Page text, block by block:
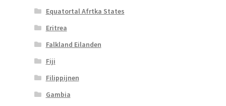
Equatortal Afrtka States
Eritrea
Falkland Eilanden
Fiji
Filippijnen
Gambia